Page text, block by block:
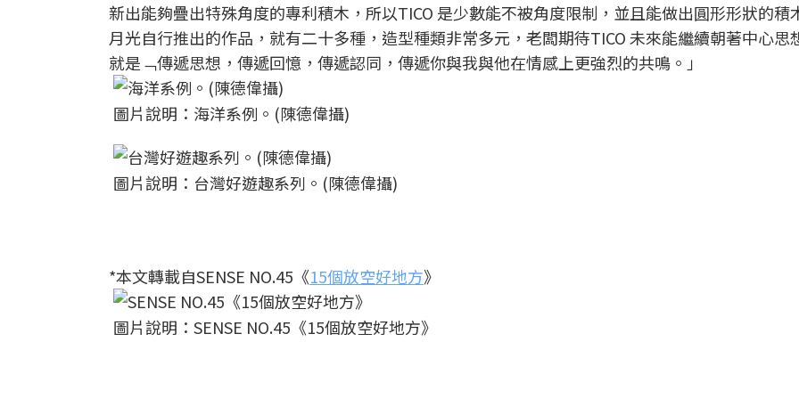
新出能夠疊出特殊角度的專利積木，所以TICO 是少數能不被角度限制，並且能做出圓形形狀的積
月光自行推出的作品，就有二十多種，造型種類非常多元，老闆期待TICO 未來能繼續朝著中心思
就是﹁傳遞思想，傳遞回憶，傳遞認同，傳遞你與我與他在情感上更強烈的共鳴。」
圖片說明：海洋系例。(陳德偉攝)
圖片說明：台灣好遊趣系列。(陳德偉攝)
*本文轉載自SENSE NO.45《15個放空好地方》
圖片說明：SENSE NO.45《15個放空好地方》